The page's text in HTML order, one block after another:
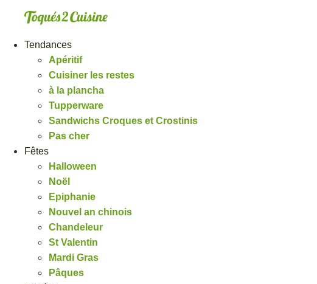
Tendances
Apéritif
Cuisiner les restes
à la plancha
Tupperware
Sandwichs Croques et Crostinis
Pas cher
Fêtes
Halloween
Noël
Epiphanie
Nouvel an chinois
Chandeleur
St Valentin
Mardi Gras
Pâques